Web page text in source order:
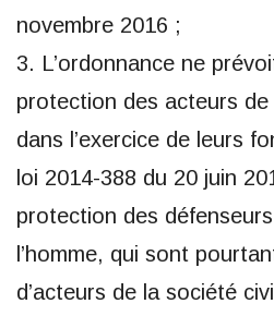
novembre 2016 ;
3. L’ordonnance ne
protection des acteurs
dans l’exercice de leurs
loi 2014-388 du 20 juin
protection des
l’homme, qui sont
d’acteurs de la société